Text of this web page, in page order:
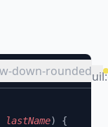
down-rounded
lastName